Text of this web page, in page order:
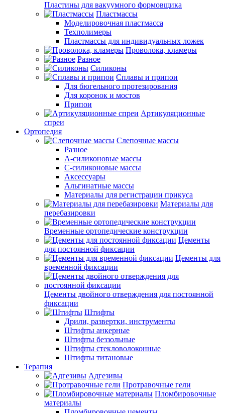
Пластины для вакуумного формовщика
Пластмассы
Моделировочная пластмасса
Техполимеры
Пластмассы для индивидуальных ложек
Проволока, кламеры
Разное
Силиконы
Сплавы и припои
Для бюгельного протезирования
Для коронок и мостов
Припои
Артикуляционные
спреи
Ортопедия
Слепочные массы
Разное
А-силиконовые массы
С-силиконовые массы
Аксессуары
Альгинатные массы
Материалы для регистрации прикуса
Материалы для
перебазировки
Временные ортопедические конструкции
Цементы
для постоянной фиксации
Цементы для
временной фиксации
Цементы двойного отверждения для постоянной
фиксации
Штифты
Дрили, развертки, инструменты
Штифты анкерные
Штифты беззольные
Штифты стекловолоконные
Штифты титановые
Терапия
Адгезивы
Протравочные гели
Пломбировочные
материалы